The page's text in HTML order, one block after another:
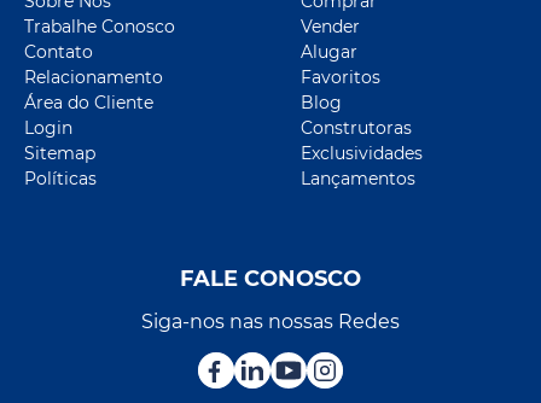
Trabalhe Conosco
Contato
Relacionamento
Área do Cliente
Login
Sitemap
Políticas
Vender
Alugar
Favoritos
Blog
Construtoras
Exclusividades
Lançamentos
FALE CONOSCO
Siga-nos nas nossas Redes